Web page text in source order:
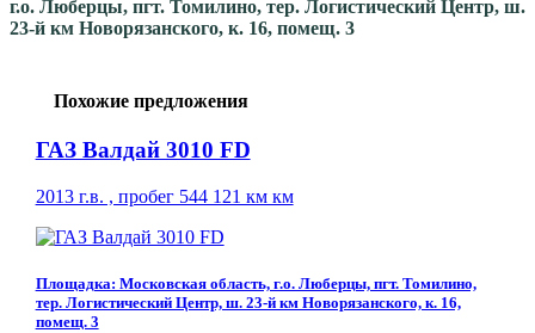
г.о. Люберцы, пгт. Томилино, тер. Логистический Центр, ш.
23-й км Новорязанского, к. 16, помещ. 3
Похожие предложения
ГАЗ Валдай 3010 FD
2013 г.в. , пробег 544 121 км км
Площадка: Московская область, г.о. Люберцы, пгт. Томилино,
тер. Логистический Центр, ш. 23-й км Новорязанского, к. 16,
помещ. 3